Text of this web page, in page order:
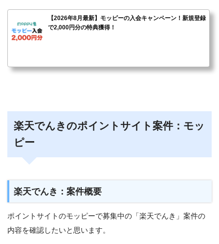
【2026年8月最新】モッピーの入会キャンペーン！新規登録
で2,000円分の特典獲得！
楽天でんきのポイントサイト案件：モッ
ピー
楽天でんき：案件概要
ポイントサイトのモッピーで募集中の「楽天でんき」案件の
内容を確認したいと思います。